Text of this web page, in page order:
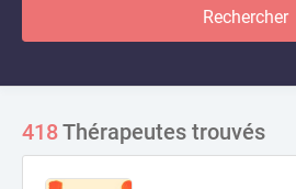
Rechercher
418Thérapeutes trouvés